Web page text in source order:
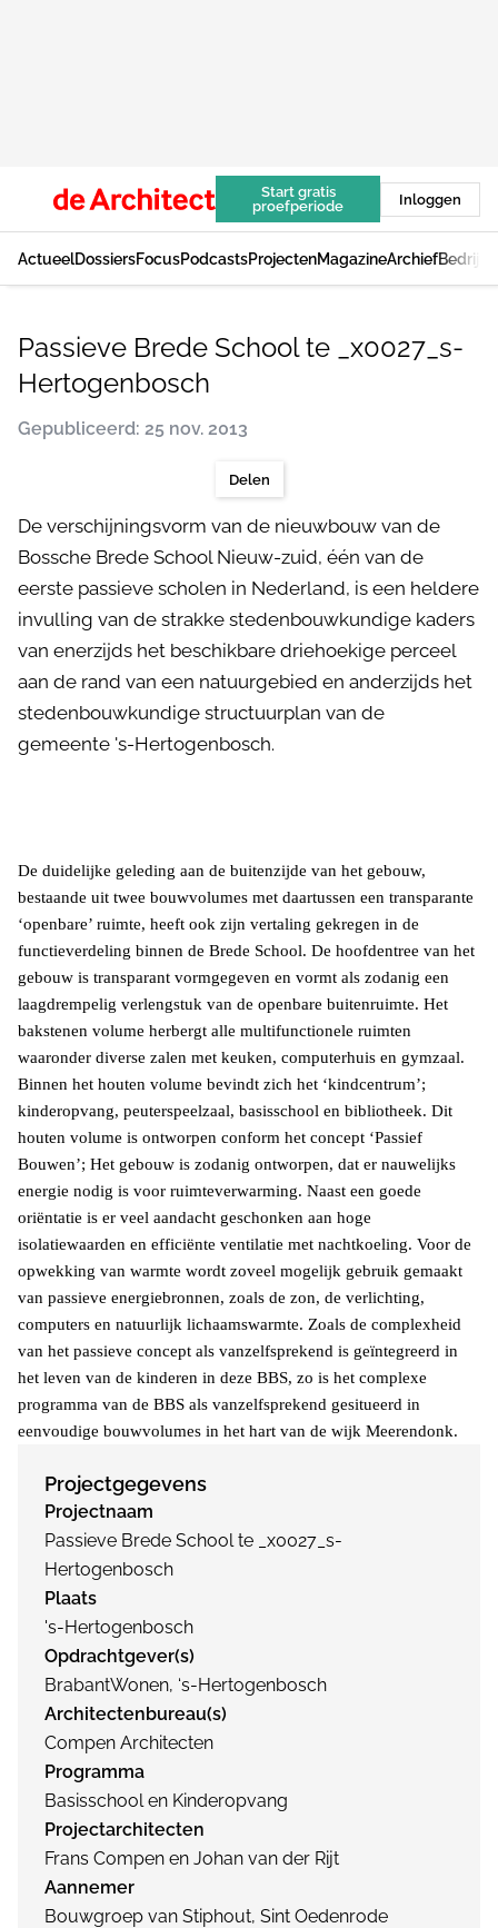
Start gratis
proefperiode
Inloggen
ActueelDossiersFocusPodcastsProjectenMagazineArchief
Passieve Brede School te _x0027_s-
Hertogenbosch
Gepubliceerd: 25 nov. 2013
Delen
De verschijningsvorm van de nieuwbouw van de
Bossche Brede School Nieuw-zuid, één van de
eerste passieve scholen in Nederland, is een heldere
invulling van de strakke stedenbouwkundige kaders
van enerzijds het beschikbare driehoekige perceel
aan de rand van een natuurgebied en anderzijds het
stedenbouwkundige structuurplan van de
gemeente 's-Hertogenbosch.
De duidelijke geleding aan de buitenzijde van het gebouw,
bestaande uit twee bouwvolumes met daartussen een transparante
‘openbare’ ruimte, heeft ook zijn vertaling gekregen in de
functieverdeling binnen de Brede School. De hoofdentree van het
gebouw is transparant vormgegeven en vormt als zodanig een
laagdrempelig verlengstuk van de openbare buitenruimte. Het
bakstenen volume herbergt alle multifunctionele ruimten
waaronder diverse zalen met keuken, computerhuis en gymzaal.
Binnen het houten volume bevindt zich het ‘kindcentrum’;
kinderopvang, peuterspeelzaal, basisschool en bibliotheek. Dit
houten volume is ontworpen conform het concept ‘Passief
Bouwen’; Het gebouw is zodanig ontworpen, dat er nauwelijks
energie nodig is voor ruimteverwarming. Naast een goede
oriëntatie is er veel aandacht geschonken aan hoge
isolatiewaarden en efficiënte ventilatie met nachtkoeling. Voor de
opwekking van warmte wordt zoveel mogelijk gebruik gemaakt
van passieve energiebronnen, zoals de zon, de verlichting,
computers en natuurlijk lichaamswarmte. Zoals de complexheid
van het passieve concept als vanzelfsprekend is geïntegreerd in
het leven van de kinderen in deze BBS, zo is het complexe
programma van de BBS als vanzelfsprekend gesitueerd in
eenvoudige bouwvolumes in het hart van de wijk Meerendonk.
Projectgegevens
Projectnaam
Passieve Brede School te _x0027_s-
Hertogenbosch
Plaats
's-Hertogenbosch
Opdrachtgever(s)
BrabantWonen, ‘s-Hertogenbosch
Architectenbureau(s)
Compen Architecten
Programma
Basisschool en Kinderopvang
Projectarchitecten
Frans Compen en Johan van der Rijt
Aannemer
Bouwgroep van Stiphout, Sint Oedenrode